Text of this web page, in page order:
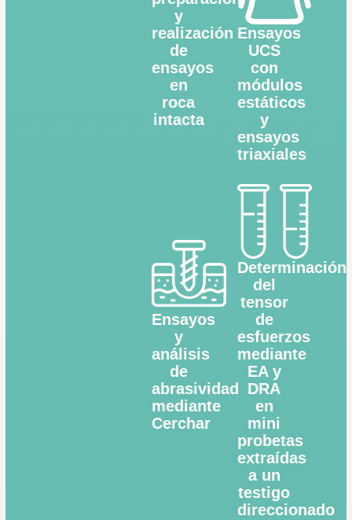
y
realización
de
ensayos
en
roca
intacta
Ensayos
y
análisis
de
abrasividad
mediante
Cerchar
Ensayos
UCS
con
módulos
estáticos
y
ensayos
triaxiales
Determinación
del
tensor
de
esfuerzos
mediante
EA y
DRA
en
mini
probetas
extraídas
a un
testigo
direccionado